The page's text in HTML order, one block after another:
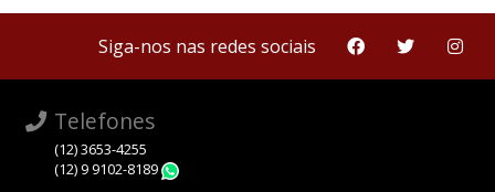
Siga-nos nas redes sociais
Telefones
(12) 3653-4255
(12) 9 9102-8189